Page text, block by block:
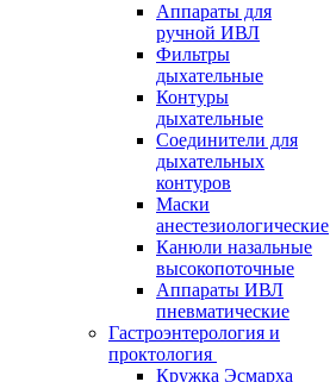
Аппараты для
ручной ИВЛ
Фильтры
дыхательные
Контуры
дыхательные
Соединители для
дыхательных
контуров
Маски
анестезиологические
Канюли назальные
высокопоточные
Аппараты ИВЛ
пневматические
Гастроэнтерология и
проктология
Кружка Эсмарха